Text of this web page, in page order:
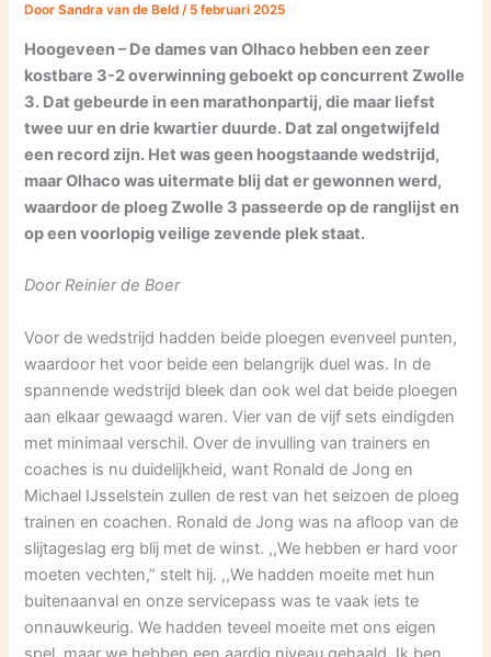
DoorSandra van de Beld/ 5 februari 2025
Hoogeveen – De dames van Olhaco hebben een zeer
kostbare 3-2 overwinning geboekt op concurrent Zwolle
3. Dat gebeurde in een marathonpartij, die maar liefst
twee uur en drie kwartier duurde. Dat zal ongetwijfeld
een record zijn. Het was geen hoogstaande wedstrijd,
maar Olhaco was uitermate blij dat er gewonnen werd,
waardoor de ploeg Zwolle 3 passeerde op de ranglijst en
op een voorlopig veilige zevende plek staat.
Door Reinier de Boer
Voor de wedstrijd hadden beide ploegen evenveel punten,
waardoor het voor beide een belangrijk duel was. In de
spannende wedstrijd bleek dan ook wel dat beide ploegen
aan elkaar gewaagd waren. Vier van de vijf sets eindigden
met minimaal verschil. Over de invulling van trainers en
coaches is nu duidelijkheid, want Ronald de Jong en
Michael IJsselstein zullen de rest van het seizoen de ploeg
trainen en coachen. Ronald de Jong was na afloop van de
slijtageslag erg blij met de winst. ,,We hebben er hard voor
moeten vechten,” stelt hij. ,,We hadden moeite met hun
buitenaanval en onze servicepass was te vaak iets te
onnauwkeurig. We hadden teveel moeite met ons eigen